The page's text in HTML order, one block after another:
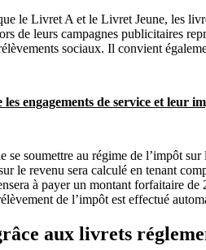
le Livret A et le Livret Jeune, les
de leurs campagnes publicitaires
sociaux. Il convient
engagements de service et leur
se soumettre au régime de l’impôt
le revenu sera calculé en tenant
à payer un montant forfaitaire
de l’impôt est effectué
aux livrets